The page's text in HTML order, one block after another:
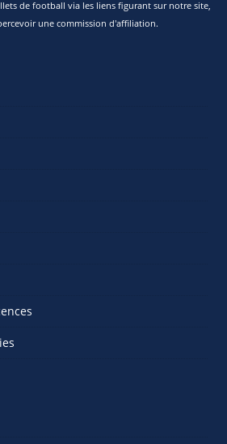
de football via les liens figurant sur notre site,
une commission d'affiliation.